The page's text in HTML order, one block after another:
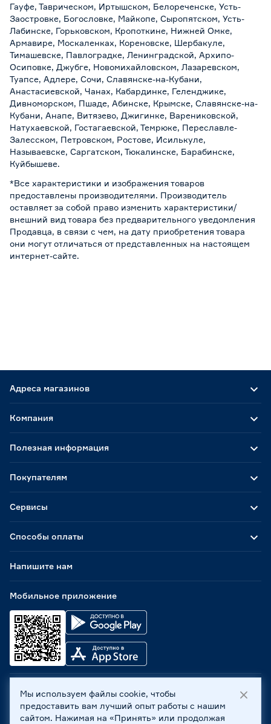
Гауфе, Таврическом, Иртышском, Белореченске, Усть-
Заостровке, Богословке, Майкопе, Сыропятском, Усть-
Лабинске, Горьковском, Кропоткине, Нижней Омке,
Армавире, Москаленках, Кореновске, Шербакуле,
Тимашевске, Павлоградке, Ленинградской, Архипо-
Осиповке, Джубге, Новомихайловском, Лазаревском,
Туапсе, Адлере, Сочи, Славянске-на-Кубани,
Анастасиевской, Чанах, Кабардинке, Геленджике,
Дивноморском, Пшаде, Абинске, Крымске, Славянске-на-
Кубани, Анапе, Витязево, Джигинке, Варениковской,
Натухаевской, Гостагаевской, Темрюке, Переславле-
Залесском, Петровском, Ростове, Исилькуле,
Называевске, Саргатском, Тюкалинске, Барабинске,
Куйбышеве.
*Все характеристики и изображения товаров
предоставлены производителями. Производитель
оставляет за собой право изменить характеристики/
внешний вид товара без предварительного уведомления
Продавца, в связи с чем, на дату приобретения товара
они могут отличаться от представленных на настоящем
интернет-сайте.
Адреса магазинов
Способы оплаты
Мобильное приложение
Компания
Полезная информация
Покупателям
Сервисы
Напишите нам
ООО «Бауцентр Рус» 2004 -2026, 236029, г. Калининград,
ул. А.Невского, 205. ИНН 7702596813, КПП 390601001 ©
Все права защищены
Мы используем файлы cookie, чтобы
предоставить вам лучший опыт работы с нашим
сайтом. Нажимая на «Принять» или продолжая